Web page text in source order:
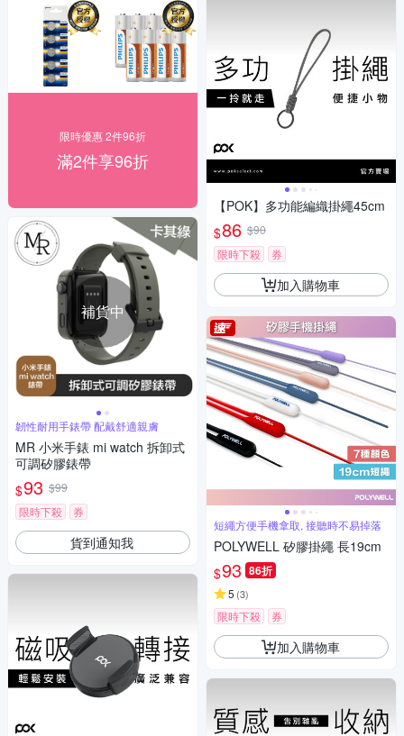
限時優惠 2件96折
滿2件享96折
補貨中
韌性耐用手錶帶 配戴舒適親膚
MR 小米手錶 mi watch 拆卸式
可調矽膠錶帶
$93 $99
限時下殺
券
貨到通知我
【POK】多功能編織掛繩45cm
$86 $90
限時下殺
券
加入購物車
短繩方便手機拿取, 接聽時不易掉落
POLYWELL 矽膠掛繩 長19cm
$93 86折
5 (3)
限時下殺 券
加入購物車